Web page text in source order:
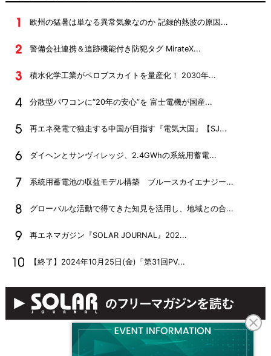
欧州の猛暑は単なる異常気象なのか 記録的熱波の原因...
警備会社連携＆追跡機能付き防犯タグ MirateX...
積水化学工業がペロブスカイトを量産化！ 2030年...
分散型パワコンに“20年の安心”を 富士電機が国産...
再エネ発電で独走する中国が目指す『電気大国』【SJ...
ダイヘンとサンヴィレッジ、2.4GWhの系統用蓄電...
系統用蓄電池の収益モデル構築 ブルースカイエナジー...
グローバルな活動で得てきた知見を活用し、地域との合...
再エネマガジン『SOLAR JOURNAL』202...
【終了】2024年10月25日(金)「第31回PV...